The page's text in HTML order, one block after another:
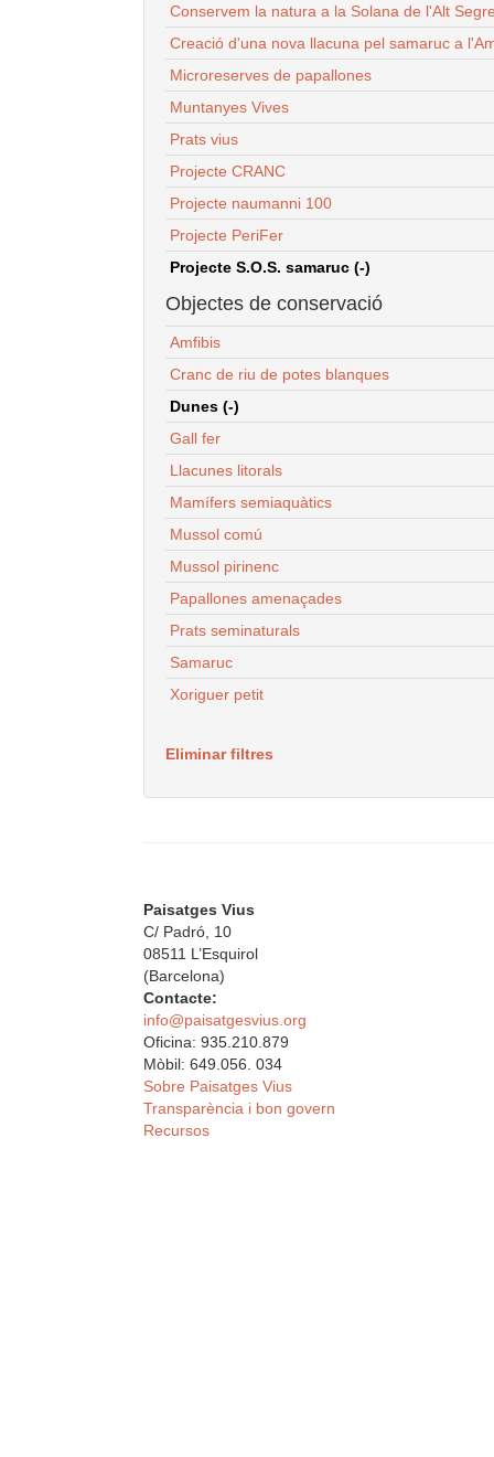
Conservem la natura a la Solana de l'Alt
Creació d'una nova llacuna pel samaruc a
Microreserves de papallones
Muntanyes Vives
Prats vius
Projecte CRANC
Projecte naumanni 100
Projecte PeriFer
Projecte S.O.S. samaruc (-)
Objectes de conservació
Amfibis
Cranc de riu de potes blanques
Dunes (-)
Gall fer
Llacunes litorals
Mamífers semiaquàtics
Mussol comú
Mussol pirinenc
Papallones amenaçades
Prats seminaturals
Samaruc
Xoriguer petit
Eliminar filtres
Paisatges Vius
C/ Padró, 10
08511 L’Esquirol
(Barcelona)
Contacte:
info@paisatgesvius.org
Oficina: 935.210.879
Mòbil: 649.056. 034
Sobre Paisatges Vius
Transparència i bon govern
Recursos